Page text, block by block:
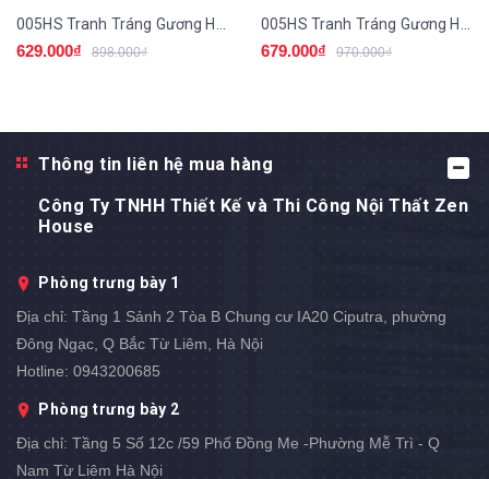
629.000₫ 898.000₫ 679.000₫ 970.000₫
Thông tin liên hệ mua hàng
Công Ty TNHH Thiết Kế và Thi Công Nội Thất Zen
House
Phòng trưng bày 1
Địa chỉ: Tầng 1 Sảnh 2 Tòa B Chung cư IA20 Ciputra, phường
Đông Ngạc, Q Bắc Từ Liêm, Hà Nội
Hotline: 0943200685
Phòng trưng bày 2
Địa chỉ: Tầng 5 Số 12c /59 Phố Đồng Me -Phường Mễ Trì - Q
Nam Từ Liêm Hà Nội